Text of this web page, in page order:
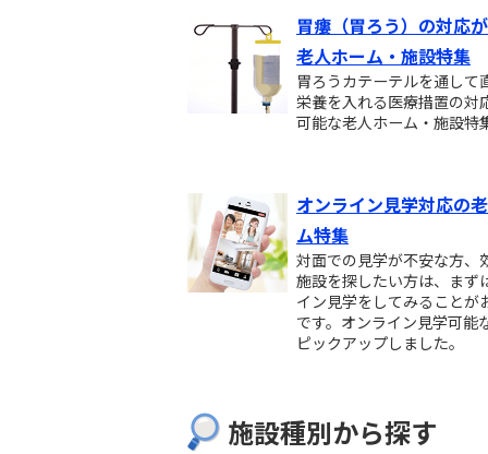
胃瘻（胃ろう）の対応
老人ホーム・施設特集
胃ろうカテーテルを通して
栄養を入れる医療措置の対
可能な老人ホーム・施設特
オンライン見学対応の
ム特集
対面での見学が不安な方、
施設を探したい方は、まず
イン見学をしてみることが
です。オンライン見学可能
ピックアップしました。
施設種別から探す